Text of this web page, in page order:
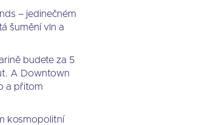
– jedinečném
šumění vln a
budete za 5
A Downtown
a přitom
kosmopolitní